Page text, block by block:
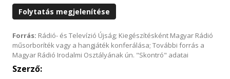
Folytatás megjelenítése
Forrás: Rádió- és Televízió Újság; Kiegészítésként Magyar Rádió
műsorboríték vagy a hangjáték konferálása; További forrás a
Magyar Rádió Irodalmi Osztályának ún. "Skontró" adatai
Szerző: